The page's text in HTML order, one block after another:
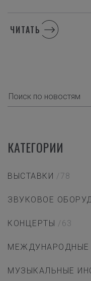
ЧИТАТЬ
КАТЕГОРИИ
ВЫСТАВКИ /78
ЗВУКОВОЕ
КОНЦЕРТЫ /63
МЕЖДУНАРОДНЫЕ
МУЗЫКАЛЬНЫЕ